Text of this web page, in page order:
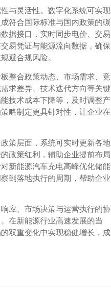
与灵活性。数字化系统可实现
符合国际标准与国内政策的碳
据接口，实时同步电价、交易
易凭证与能源流向数据，确保
避合规风险。
整合政策动态、市场需求、竞
求差异、技术迭代方向等关键
技术成本下降等，及时调整产
略制定更具针对性，让企业在
策层面，系统可实时更新各地
政策红利，辅助企业提前布局
新能源汽车充电高峰优化储能
到落地执行的周期，帮助企业
应、市场决策与运营执行的协
在新能源行业高速发展的当
双重变化中实现稳健增长，成